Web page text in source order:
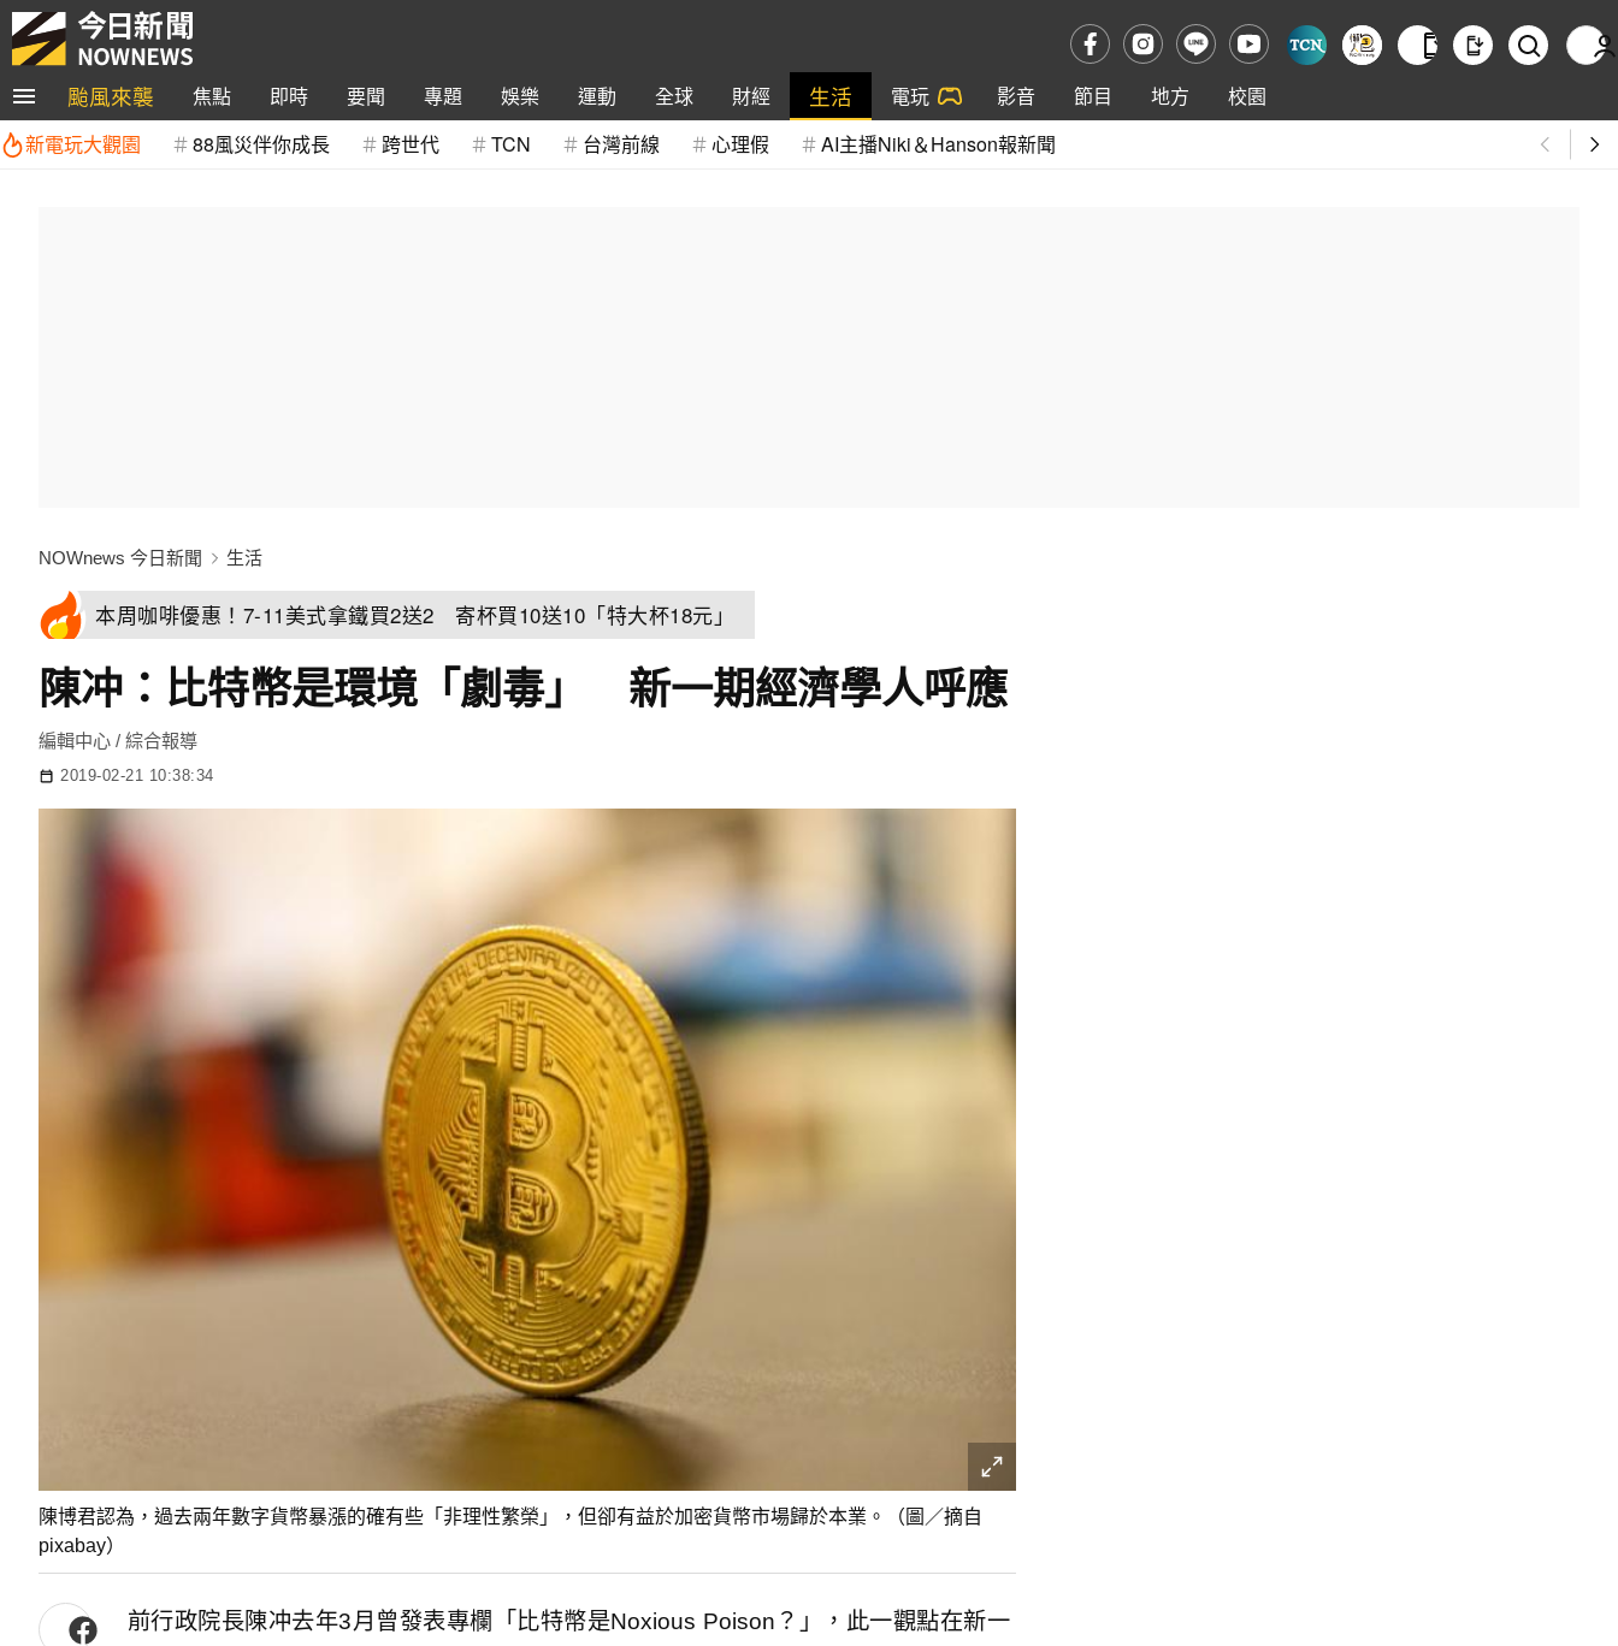
颱風來襲 焦點 即時 要聞 專題 娛樂 運動 全球 財經 生活 電玩 影音 節目 地方
校園
新電玩大觀園
88風災伴你成長 跨世代 TCN 台灣前線 心理假 AI主播Niki＆Hanson報新聞
NOWnews 今日新聞 生活
本周咖啡優惠！7-11美式拿鐵買2送2 寄杯買10送10「特大杯18元」
陳冲：比特幣是環境「劇毒」 新一期經濟學人呼應
編輯中心 / 綜合報導
2019-02-21 10:38:34
陳博君認為，過去兩年數字貨幣暴漲的確有些「非理性繁榮」，但卻有益於加密貨幣市場歸於本業。（圖／摘自
pixabay）
前行政院長陳冲去年3月曾發表專欄「比特幣是Noxious Poison？」，此一觀點在新一